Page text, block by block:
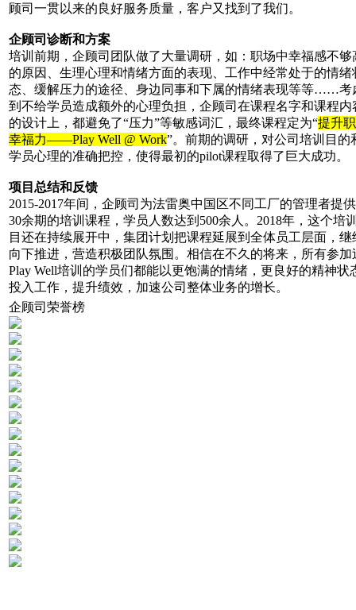
顾司一贯以来的良好服务质量，客户又找到了我们。
企顾司诊断和方案
培训前期，企顾司团队做了大量调研，如：职场中幸福感不够
的原因、生理心理和情绪方面的表现、工作中经常处于的情绪
态、缓解压力的途径、身边同事和下属的情绪表现等等……考
到不给学员造成额外的心理负担，企顾司在课程名字和课程内
的设计上，都避免了“压力”等敏感词汇，最终课程定为“提升
幸福力——Play Well @ Work”。前期的调研，对公司培训目的
学员心理的准确把控，使得最初的pilot课程取得了巨大成功。
项目总结和反馈
2015-2017年间，企顾司为法雷奥中国区不同工厂的管理者提
30余期的培训课程，学员人数达到500余人。2018年，这个培
目还在持续展开中，集团计划把课程延展到全体员工层面，继
向下推进，营造积极团队氛围。相信在不久的将来，所有参加
Play Well培训的学员们都能以更饱满的情绪，更良好的精神状
投入工作，提升绩效，加速公司整体业务的增长。
企顾司荣誉榜